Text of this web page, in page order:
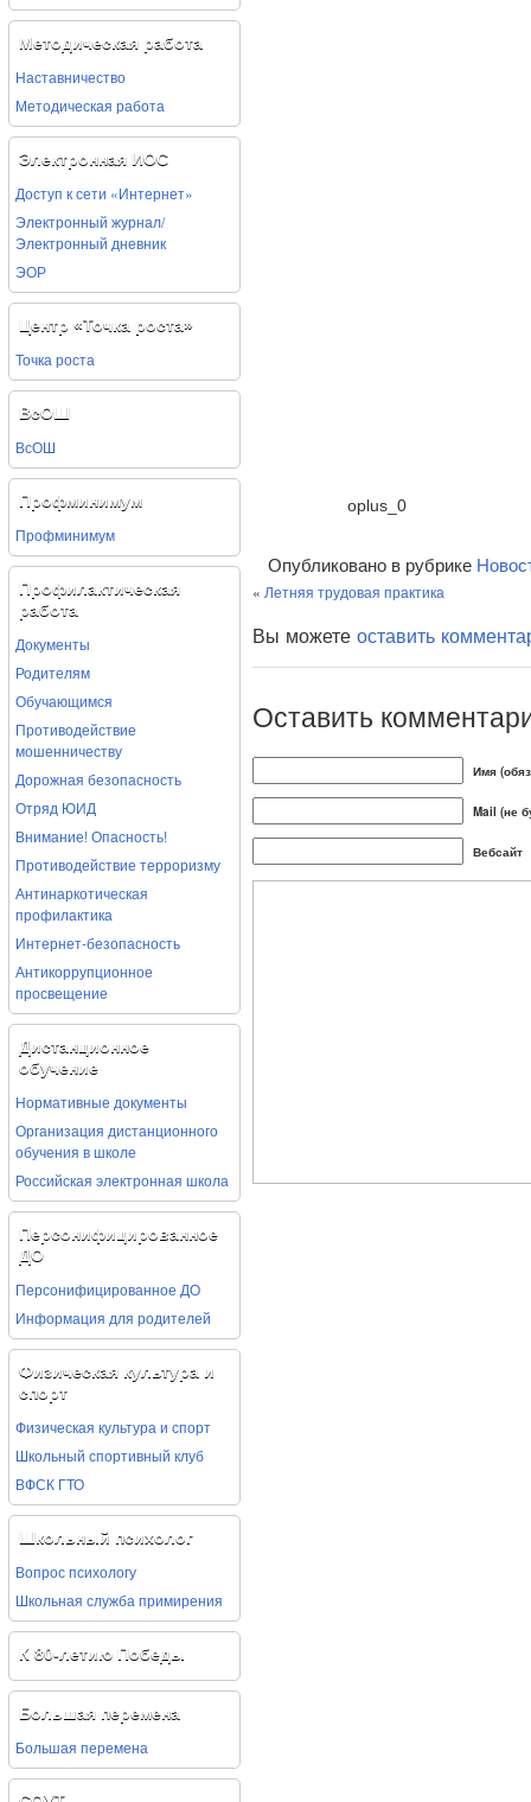
Методическая работа
Наставничество
Методическая работа
Электронная ИОС
Доступ к сети «Интернет»
Электронный журнал/
Электронный дневник
ЭОР
Центр «Точка роста»
Точка роста
ВсОШ
ВсОШ
Профминимум
Профминимум
Профилактическая
работа
Документы
Родителям
Обучающимся
Противодействие
мошенничеству
Дорожная безопасность
Отряд ЮИД
Внимание! Опасность!
Противодействие терроризму
Антинаркотическая
профилактика
Интернет-безопасность
Антикоррупционное
просвещение
Дистанционное
обучение
Нормативные документы
Организация дистанционного
обучения в школе
Российская электронная школа
Персонифицированное
ДО
Персонифицированное ДО
Информация для родителей
Физическая культура и
спорт
Физическая культура и спорт
Школьный спортивный клуб
ВФСК ГТО
Школьный психолог
Вопрос психологу
Школьная служба примирения
К 80-летию Победы
Большая перемена
Большая перемена
oplus_0
Опубликовано в рубрике
« Летняя трудовая практика
Вы можете оставить
Оставить
Имя
Mail (не
Вебсайт